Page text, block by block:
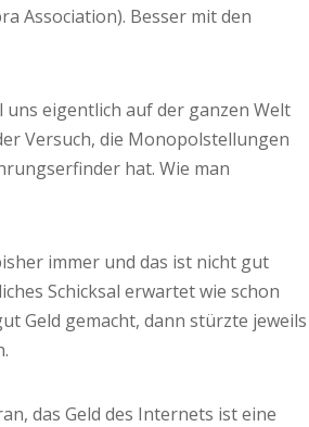
Association). Besser mit den
eigentlich auf der ganzen Welt
Versuch, die Monopolstellungen
hat. Wie man
immer und das ist nicht gut
Schicksal erwartet wie schon
Geld gemacht, dann stürzte jeweils
das Geld des Internets ist eine